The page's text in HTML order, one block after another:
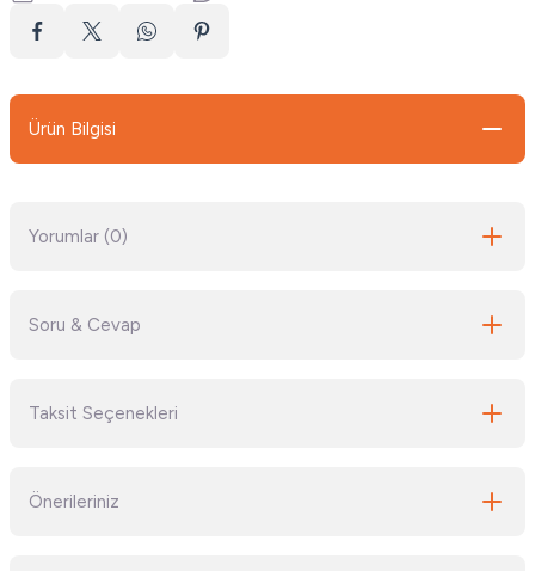
Ürün Bilgisi
Yorumlar (0)
Soru & Cevap
Taksit Seçenekleri
Önerileriniz